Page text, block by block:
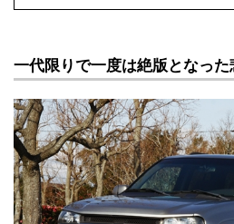
一代限りで一度は絶版となっ